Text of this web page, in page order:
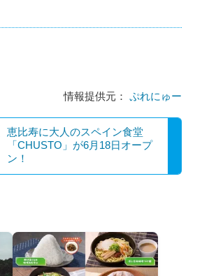
情報提供元： ぷれにゅー
恵比寿に大人のスペイン食堂
「CHUSTO」が6月18日オープ
ン！